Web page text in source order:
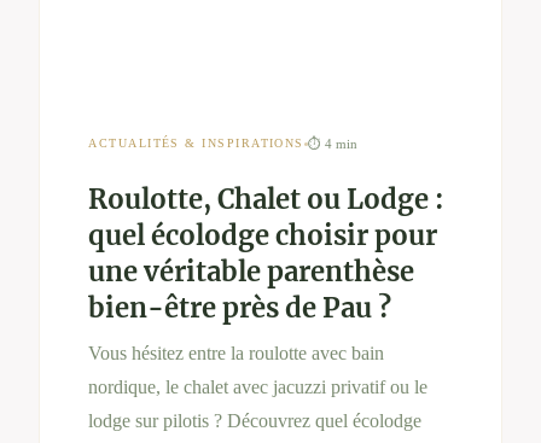
ACTUALITÉS & INSPIRATIONS ⏱ 4 min
Roulotte, Chalet ou Lodge :
quel écolodge choisir pour
une véritable parenthèse
bien-être près de Pau ?
Vous hésitez entre la roulotte avec bain
nordique, le chalet avec jacuzzi privatif ou le
lodge sur pilotis ? Découvrez quel écolodge